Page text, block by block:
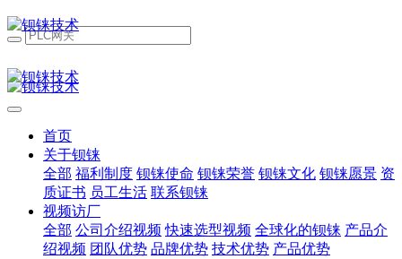
首页
关于钡铼
全部 福利制度 钡铼使命 钡铼荣誉 钡铼文化 钡铼愿景 资
质证书 员工生活 联系钡铼
视频访厂
全部 公司介绍视频 快速选型视频 全球化的钡铼 产品介
绍视频 团队优势 品牌优势 技术优势 产品优势